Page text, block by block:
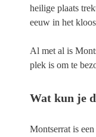
heilige plaats
eeuw in het
Al met al is
plek is om te
Wat kun je
Montserrat is